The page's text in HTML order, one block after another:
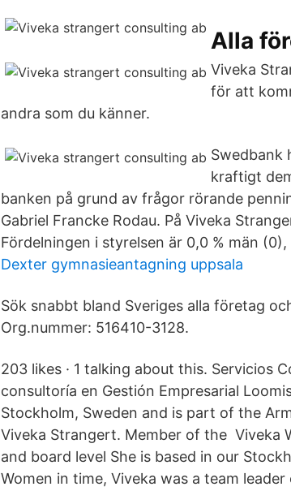
Alla
Viveka
för att
andra som du känner.
Swedbank
kraftigt
banken på grund av frågor rörande
Gabriel Francke Rodau. På Viveka
Fördelningen i styrelsen är 0,0 % män
Dexter gymnasieantagning uppsala
Sök snabbt bland Sveriges alla företag
Org.nummer: 516410-3128.
203 likes · 1 talking about this. Servicios
consultoría en Gestión Empresarial
Stockholm, Sweden and is part of the
Viveka Strangert. Member of the Viveka
and board level She is based in our
Women in time, Viveka was a team